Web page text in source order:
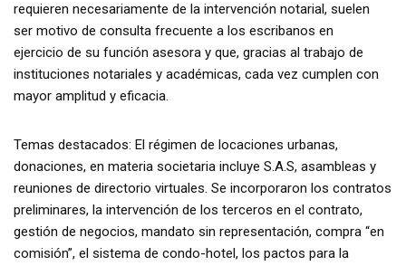
requieren necesariamente de la intervención notarial, suelen
ser motivo de consulta frecuente a los escribanos en
ejercicio de su función asesora y que, gracias al trabajo de
instituciones notariales y académicas, cada vez cumplen con
mayor amplitud y eficacia.
Temas destacados: El régimen de locaciones urbanas,
donaciones, en materia societaria incluye S.A.S, asambleas y
reuniones de directorio virtuales. Se incorporaron los contratos
preliminares, la intervención de los terceros en el contrato,
gestión de negocios, mandato sin representación, compra “en
comisión”, el sistema de condo-hotel, los pactos para la